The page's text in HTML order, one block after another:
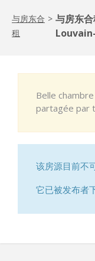
与房东合
租
> 与房东
Belle
partagée par
该房源目前不
它已被发布者